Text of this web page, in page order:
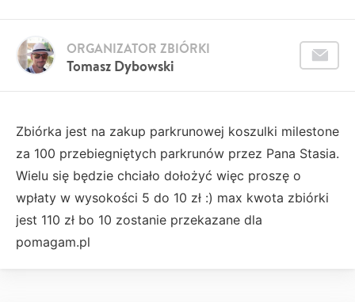
Tomasz Dybowski
ORGANIZATOR ZBIÓRKI
Zbiórka jest na zakup parkrunowej koszulki milestone
za 100 przebiegniętych parkrunów przez Pana Stasia.
Wielu się będzie chciało dołożyć więc proszę o
wpłaty w wysokości 5 do 10 zł :) max kwota zbiórki
jest 110 zł bo 10 zostanie przekazane dla
pomagam.pl